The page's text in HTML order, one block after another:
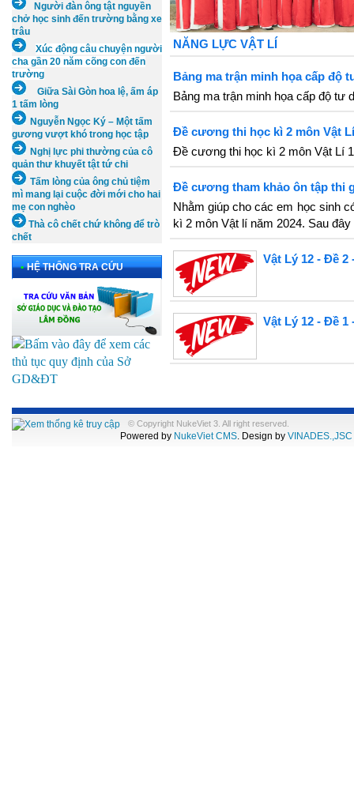
Người đàn ông tật nguyền
chở học sinh đến trường bằng xe
trâu
Xúc động câu chuyện người
cha gần 20 năm cõng con đến
trường
Giữa Sài Gòn hoa lệ, ấm áp
1 tấm lòng
Nguyễn Ngọc Ký – Một tấm
gương vượt khó trong học tập
Nghị lực phi thường của cô
quản thư khuyết tật tứ chi
Tấm lòng của ông chủ tiệm
mì mang lại cuộc đời mới cho hai
mẹ con nghèo
Thà cô chết chứ không để trò
chết
• HỆ THỐNG TRA CỨU
NĂNG LỰC VẬT LÍ
Bảng ma trận minh họa cấp độ
Bảng ma trận minh họa cấp độ tư
Đề cương thi học kì 2 môn Vật
Đề cương thi học kì 2 môn Vật Lí
Đề cương tham khảo ôn tập thi
Nhằm giúp cho các em học sinh
kì 2 môn Vật lí năm 2024. Sau
Vật Lý 12 - Đề 2
Vật Lý 12 - Đề 1
© Copyright NukeViet 3. All right reserved.
Powered by NukeViet CMS. Design by VINADES.,JSC